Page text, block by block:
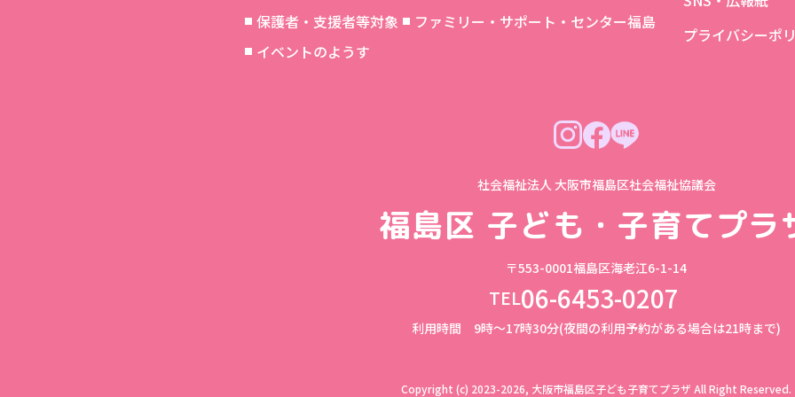
保護者・支援者等対象
イベントのようす
ファミリー・サポート・センター福島
プライバシーポ
社会福祉法人 大阪市福島区社会福祉協議会
福島区 子ども・子育てプラ
〒553-0001福島区海老江6-1-14
TEL06-6453-0207
利用時間 9時～17時30分(夜間の利用予約がある場合は21時まで)
Copyright (c) 2023-2026, 大阪市福島区子ども子育てプラザ All Right Reserved.